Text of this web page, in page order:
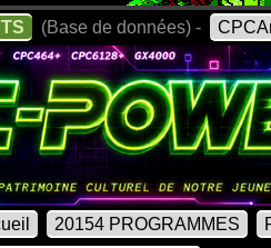
(Base de données) -
20154 PROGRAMMES